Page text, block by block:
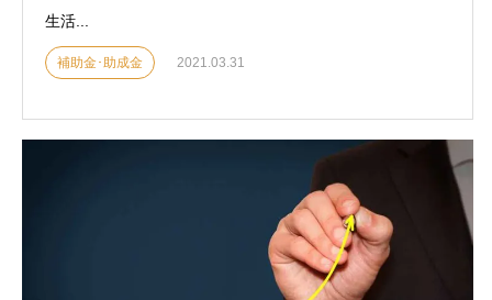
生活...
補助金･助成金 2021.03.31